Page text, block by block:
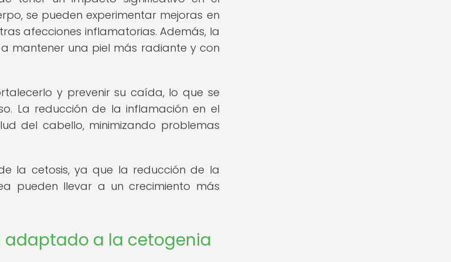
se pueden experimentar mejoras en
afecciones inflamatorias. Además, la
mantener una piel más radiante y con
y prevenir su caída, lo que se
La reducción de la inflamación en el
del cabello, minimizando problemas
la cetosis, ya que la reducción de la
pueden llevar a un crecimiento más
a la cetogenia